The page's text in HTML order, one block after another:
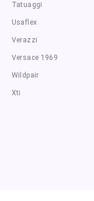
Tatuaggi
Usaflex
Verazzi
Versace 1969
Wildpair
Xti